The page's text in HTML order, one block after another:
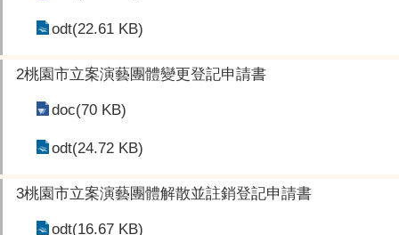
odt(22.61 KB)
2桃園市立案演藝團體變更登記申請書
doc(70 KB)
odt(24.72 KB)
3桃園市立案演藝團體解散並註銷登記申請書
odt(16.67 KB)